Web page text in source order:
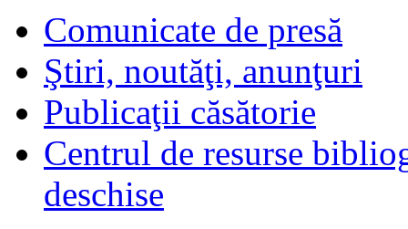
Comunicate de presă
Ştiri, noutăţi, anunţuri
Publicaţii căsătorie
Centrul de resurse
deschise